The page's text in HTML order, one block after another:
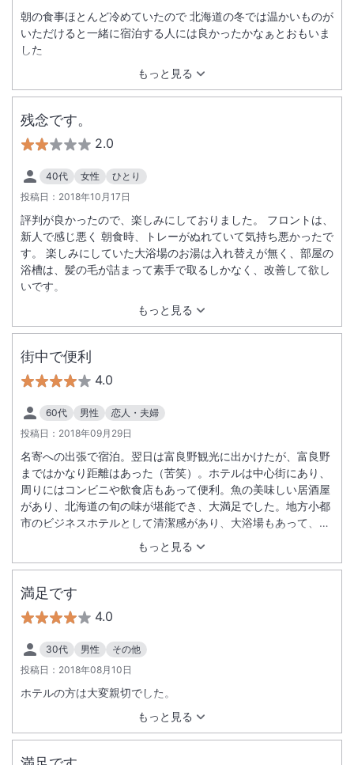
もっと見る
朝の食事ほとんど冷めていたので 北海道の冬では温かいものが
いただけると一緒に宿泊する人には良かったかなぁとおもいま
した
残念です。
2.0
40代 女性
ひとり
投稿日： 2018年10月17日
もっと見る
評判が良かったので、楽しみにしておりました。 フロントは、
新人で感じ悪く 朝食時、トレーがぬれていて気持ち悪かったで
す。 楽しみにしていた大浴場のお湯は入れ替えが無く、部屋の
浴槽は、髪の毛が詰まって素手で取るしかなく、改善して欲し
いです。
街中で便利
4.0
60代 男性
恋人・夫婦
投稿日： 2018年09月29日
もっと見る
名寄への出張で宿泊。翌日は富良野観光に出かけたが、富良野
まではかなり距離はあった（苦笑）。ホテルは中心街にあり、
周りにはコンビニや飲食店もあって便利。魚の美味しい居酒屋
があり、北海道の旬の味が堪能でき、大満足でした。地方小都
市のビジネスホテルとして清潔感があり、大浴場もあって、よ
満足です
4.0
30代 男性
その他
投稿日： 2018年08月10日
もっと見る
ホテルの方は大変親切でした。